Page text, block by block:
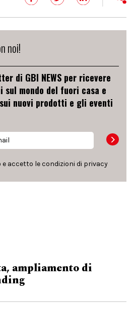
noi!
di GBI NEWS per ricevere
mondo del fuori casa e
nuovi prodotti e gli eventi
accetto le condizioni di privacy
ampliamento di